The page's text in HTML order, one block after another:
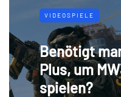
VIDEOSPIELE
Benötigt
Plus, um
spielen?